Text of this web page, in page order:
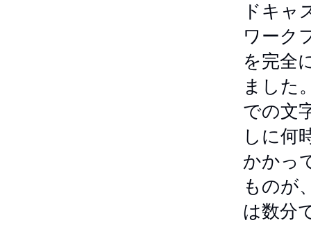
ドキャ
ワーク
を完全
ました
での文
しに何
かかっ
ものが
は数分